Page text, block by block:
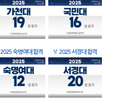
2025 숙명여대 합격 🏅 2025 서경대 합격